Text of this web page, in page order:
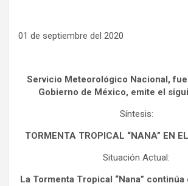
01 de septiembre del 2020
Servicio Meteorológico Nacional,
Gobierno de México, emite el
Síntesis:
TORMENTA TROPICAL “NANA” EN
Situación Actual:
La Tormenta Tropical “Nana”